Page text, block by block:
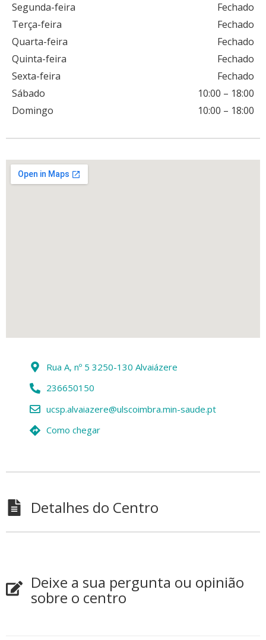
Segunda-feira
Fechado
Terça-feira
Fechado
Quarta-feira
Fechado
Quinta-feira
Fechado
Sexta-feira
Fechado
Sábado
10:00 – 18:00
Domingo
10:00 – 18:00
Rua A, nº 5 3250-130 Alvaiázere
236650150
ucsp.alvaiazere@ulscoimbra.min-saude.pt
Como chegar
Detalhes do Centro
Deixe a sua pergunta ou opinião
sobre o centro